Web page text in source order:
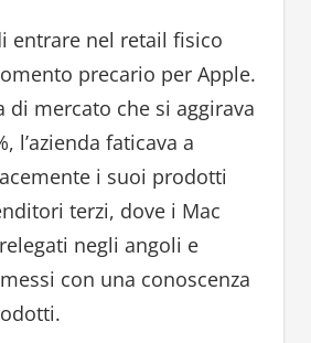
entrare nel retail fisico
precario per Apple.
di mercato che si aggirava
l’azienda faticava a
i suoi prodotti
terzi, dove i Mac
negli angoli e
con una conoscenza